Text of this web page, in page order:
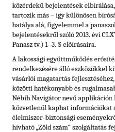
közérdekű bejelentések
tartozik más – így különösen
hatálya alá, figyelemmel a
bejelentésekről szóló 2013. évi
Panasz tv.) 1–3. § előírásaira.
A lakossági együttműködés
rendelkezésére álló eszközökkel
vásárlói magatartás
közötti hatékonyabb és
Nébih Navigátor nevű applikáción
közvetlenül kaphat információkat
élelmiszer-biztonsági
hívható „Zöld szám” szolgáltatás